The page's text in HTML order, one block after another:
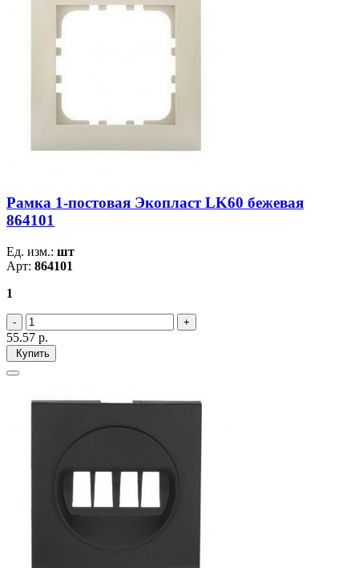
Рамка 1-постовая Экопласт LK60 бежевая
864101
Ед. изм.: шт
Арт: 864101
1
55.57 р.
Купить